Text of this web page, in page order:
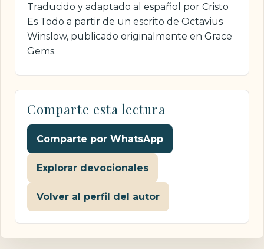
Traducido y adaptado al español por Cristo
Es Todo a partir de un escrito de Octavius
Winslow, publicado originalmente en Grace
Gems.
Comparte esta lectura
Comparte por WhatsApp
Explorar devocionales
Volver al perfil del autor